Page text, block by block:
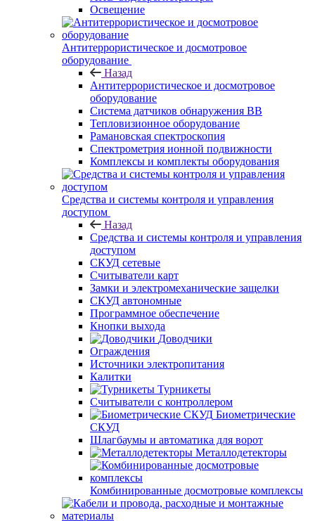
Освещение
Антитеррористическое и досмотровое
оборудование
Назад
Антитеррористическое и досмотровое
оборудование
Cистема датчиков обнаружения ВВ
Тепловизионное оборудование
Рамановская спектроскопия
Спектрометрия ионной подвижности
Комплексы и комплекты оборудования
Средства и системы контроля и управления
доступом
Назад
Средства и системы контроля и управления
доступом
СКУД сетевые
Считыватели карт
Замки и электромеханические защелки
СКУД автономные
Программное обеспечение
Кнопки выхода
Доводчики
Ограждения
Источники электропитания
Калитки
Турникеты
Считыватели с контроллером
Биометрические
СКУД
Шлагбаумы и автоматика для ворот
Металлодетекторы
Комбинированные досмотровые комплексы